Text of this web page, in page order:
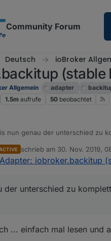
Community Forum
Deutsch ioBroker
(stable
Allgemein adapter
1.5m aufrufe 50 beobachtet
nun genau der unterschied zu
gehts los.... installiert wird
neustart und installation nach
hin oder her....
schrieb am 30. Nov. 2019,
zuletzt editiert von
Adapter: iobroker.backitup
der unterschied zu
... einfach mal lesen und